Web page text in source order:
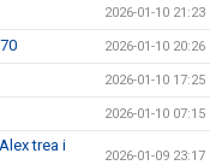
2026-01-10 21:23
2026-01-10 20:26
2026-01-10 17:25
2026-01-10 07:15
trea i
2026-01-09 23:17